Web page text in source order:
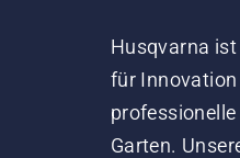
Husqvarna
für
Garten.